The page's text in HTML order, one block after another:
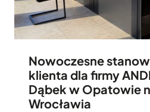
Nowoczesne
klienta dla firmy
Dąbek w Opatowie
Wrocławia